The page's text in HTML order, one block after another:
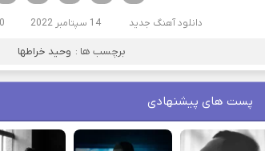
دانلود آهنگ جدید 14 سپتامبر 2022
برچسب ها : وحید خراطها
پست های پیشنهادی